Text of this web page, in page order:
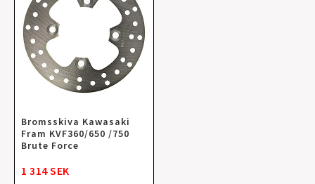
Bromsskiva Kawasaki
Fram KVF360/650 /750
Brute Force
1 314 SEK